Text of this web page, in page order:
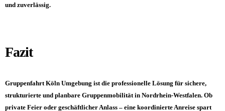
und zuverlässig.
Fazit
Gruppenfahrt Köln Umgebung ist die professionelle Lösung für sichere,
strukturierte und planbare Gruppenmobilität in Nordrhein-Westfalen. Ob
private Feier oder geschäftlicher Anlass – eine koordinierte Anreise spart